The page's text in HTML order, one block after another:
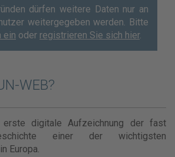
dürfen weitere Daten nur an
weitergegeben werden. Bitte
ein oder registrieren Sie sich hier.
WEB?
digitale Aufzeichnung der fast
einer der wichtigsten
Europa.